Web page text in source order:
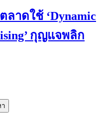
าดใช้ ‘Dynamic
กุญแจพลิก